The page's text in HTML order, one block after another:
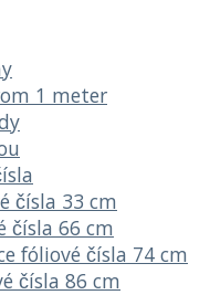
1 meter
čísla 33 cm
čísla 66 cm
fóliové čísla 74 cm
čísla 86 cm